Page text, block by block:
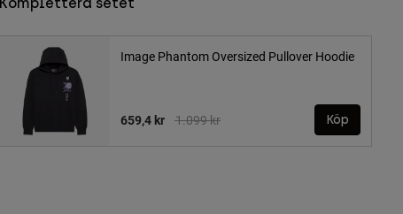
Image Phantom Oversized Pullover Hoodie
Price reduced from
1.099 krto
659,4 kr Köp